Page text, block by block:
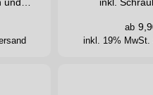
inkl. 19% MwSt.
ab